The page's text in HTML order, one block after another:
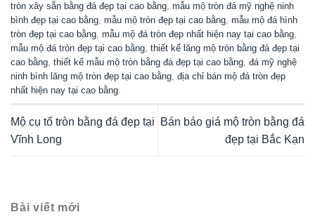
tròn xây sẵn bằng đá đẹp tại cao bằng, mẫu mộ tròn đá mỹ nghệ ninh
bình đẹp tại cao bằng, mẫu mộ tròn đẹp tại cao bằng, mẫu mộ đá hình
tròn đẹp tại cao bằng, mẫu mộ đá tròn đẹp nhất hiện nay tại cao bằng,
mẫu mộ đá tròn đẹp tại cao bằng, thiết kế lăng mộ tròn bằng đá đẹp tại
cao bằng, thiết kế mẫu mộ tròn bằng đá đẹp tại cao bằng, đá mỹ nghệ
ninh bình lăng mộ tròn đẹp tại cao bằng, địa chỉ bán mộ đá tròn đẹp
nhất hiện nay tại cao bằng.
Mộ cụ tổ tròn bằng đá đẹp tại
Vĩnh Long
Bán báo giá mộ tròn bằng đá
đẹp tại Bắc Kạn
Bài viết mới